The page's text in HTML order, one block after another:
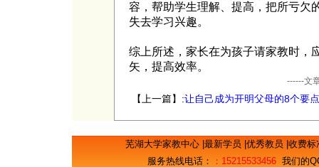
容，帮助学生理解、提高，把所亏欠
失去学习兴趣。
综上所述，家长在为孩子请家教时，
矢，提高效率。
------文
【上一篇】:让自己成为开明父母的8个要点
芜湖大学家教中心 最新学员 优秀教员 收费
服务热线电话：
：15215533456 我们的